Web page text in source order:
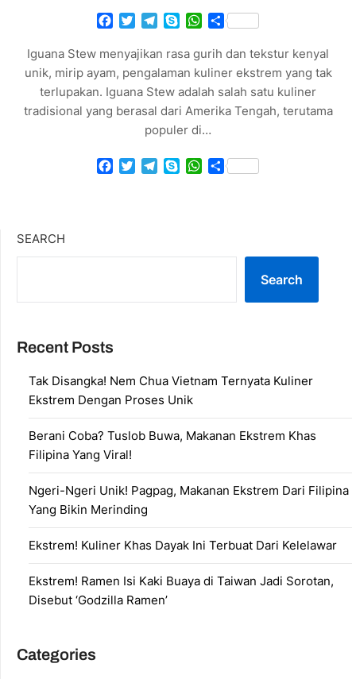
Facebook
TwitterTelegram
SkypeWhatsApp
Share
Iguana Stew menyajikan rasa gurih dan tekstur kenyal
unik, mirip ayam, pengalaman kuliner ekstrem yang tak
terlupakan. Iguana Stew adalah salah satu kuliner
tradisional yang berasal dari Amerika Tengah, terutama
populer di…
Facebook
TwitterTelegram
SkypeWhatsApp
Share
SEARCH
Search
Recent Posts
Tak Disangka! Nem Chua Vietnam Ternyata Kuliner
Ekstrem Dengan Proses Unik
Berani Coba? Tuslob Buwa, Makanan Ekstrem Khas
Filipina Yang Viral!
Ngeri-Ngeri Unik! Pagpag, Makanan Ekstrem Dari Filipina
Yang Bikin Merinding
Ekstrem! Kuliner Khas Dayak Ini Terbuat Dari Kelelawar
Ekstrem! Ramen Isi Kaki Buaya di Taiwan Jadi Sorotan,
Disebut ‘Godzilla Ramen’
Categories